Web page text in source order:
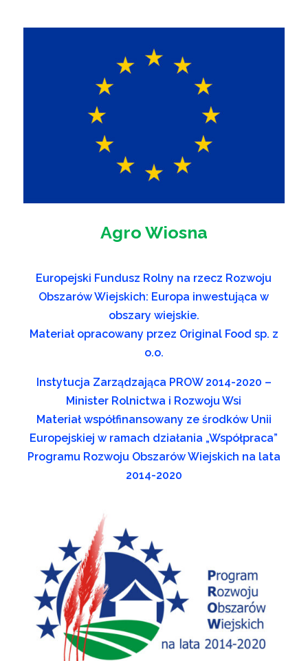
Agro Wiosna
Europejski Fundusz Rolny na rzecz Rozwoju
Obszarów Wiejskich: Europa inwestująca w
obszary wiejskie.
Materiał opracowany przez Original Food sp. z
o.o.
Instytucja Zarządzająca PROW 2014-2020 –
Minister Rolnictwa i Rozwoju Wsi
Materiał współfinansowany ze środków Unii
Europejskiej w ramach działania „Współpraca”
Programu Rozwoju Obszarów Wiejskich na lata
2014-2020